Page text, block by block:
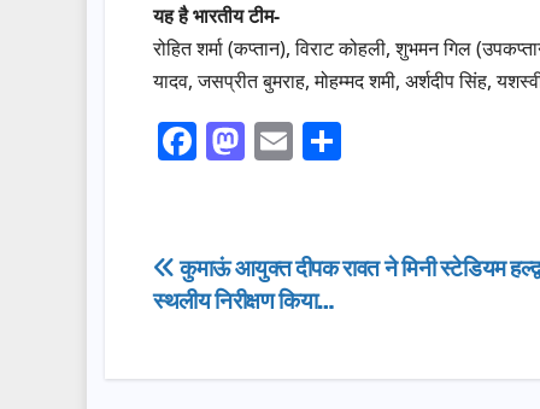
यह है भारतीय टीम-
रोहित शर्मा (कप्‍तान), विराट कोहली, शुभमन गिल
यादव, जसप्रीत बुमराह, मोहम्‍मद शमी, अर्शदीप सिंह,
F
e
b
o
M
o
d
n
E
e
Post
navigation
कुमाऊं आयुक्त दीपक रावत ने मिनी स्टेडियम
स्थलीय निरीक्षण किया…